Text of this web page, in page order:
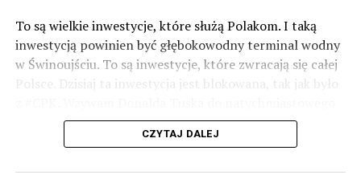
To są wielkie inwestycje, które służą Polakom. I taką
inwestycją powinien być głębokowodny terminal wodny
w Świnoujściu. To są inwestycje, które zwracają się całej
Polsce. Dzisiaj ta inwestycja jest blokowana, tak jak było
odblokowania CPK.
CZYTAJ DALEJ